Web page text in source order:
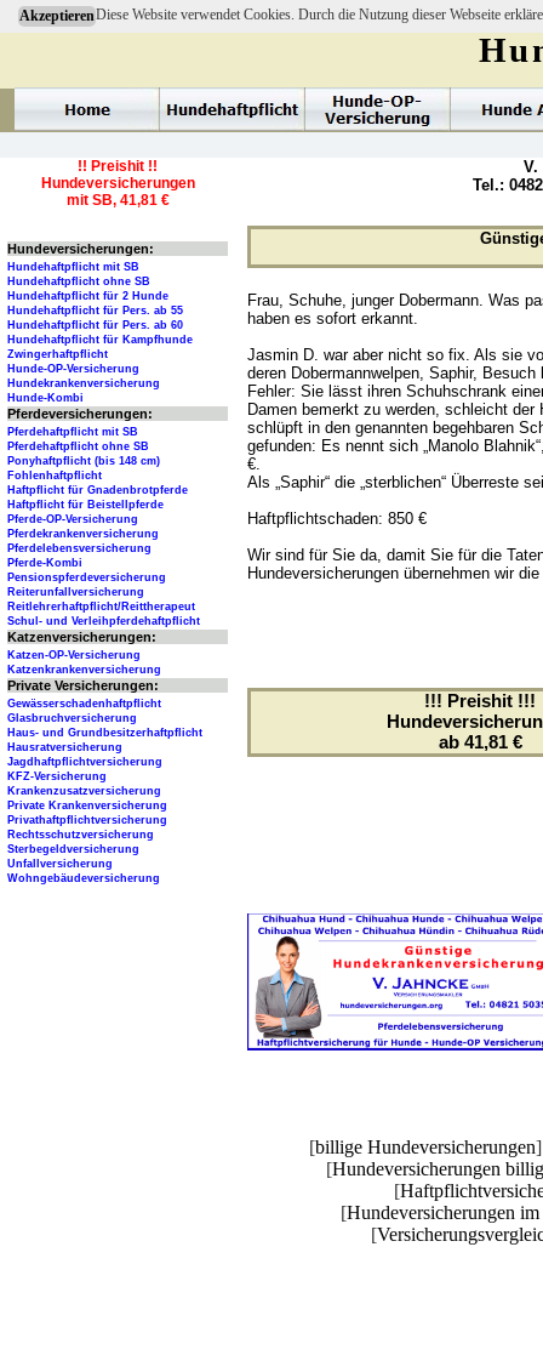
AkzeptierenDiese Website verwendet Cookies. Durch die Nutzung dieser Webseite
Frau, Schuhe, junger Dobermann. Was
haben es sofort erkannt.
Jasmin D. war aber nicht so fix. Als sie
deren Dobermannwelpen, Saphir,
Fehler: Sie lässt ihren Schuhschrank
Damen bemerkt zu werden, schleicht
schlüpft in den genannten begehbaren
gefunden: Es nennt sich „Manolo
€.
Als „Saphir“ die „sterblichen“ Überreste
Haftpflichtschaden: 850 €
Wir sind für Sie da, damit Sie für die
Hundeversicherungen übernehmen wir
!!! Preishit !!!
ab 41,81 €
[billige Hundeversicherungen
[Hundeversicherungen billig
[
[Hundeversicherungen
[
V.
Tel.:
!! Preishit !!
Hundeversicherungen
mit SB, 41,81 €
Hundeversicherungen:
Hundehaftpflicht mit SB
Hundehaftpflicht ohne SB
Hundehaftpflicht für 2 Hunde
Hundehaftpflicht für Pers. ab 55
Hundehaftpflicht für Pers. ab 60
Hundehaftpflicht für Kampfhunde
Zwingerhaftpflicht
Hunde-OP-Versicherung
Hundekrankenversicherung
Hunde-Kombi
Pferdeversicherungen:
Pferdehaftpflicht mit SB
Pferdehaftpflicht ohne SB
Ponyhaftpflicht (bis 148 cm)
Fohlenhaftpflicht
Haftpflicht für Gnadenbrotpferde
Haftpflicht für Beistellpferde
Pferde-OP-Versicherung
Pferdekrankenversicherung
Pferdelebensversicherung
Pferde-Kombi
Pensionspferdeversicherung
Reiterunfallversicherung
Reitlehrerhaftpflicht/Reittherapeut
Schul- und Verleihpferdehaftpflicht
Katzenversicherungen:
Katzen-OP-Versicherung
Katzenkrankenversicherung
Private Versicherungen:
Gewässerschadenhaftpflicht
Glasbruchversicherung
Haus- und Grundbesitzerhaftpflicht
Hausratversicherung
Jagdhaftpflichtversicherung
KFZ-Versicherung
Krankenzusatzversicherung
Private Krankenversicherung
Privathaftpflichtversicherung
Rechtsschutzversicherung
Sterbegeldversicherung
Unfallversicherung
Wohngebäudeversicherung